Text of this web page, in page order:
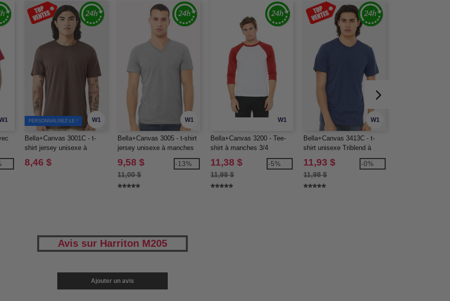
W1
PERSONNALISEZ-LE !
Bella+Canvas 3001C - t-
shirt jersey unisexe à
manches courtes
8,46 $
W1
Bella+Canvas 3005 - t-shirt
jersey unisexe à manches
courtes et encolure en V
9,58 $
11,00 $
-13%
W1
Bella+Canvas 3200 - Tee-
shirt à manches 3/4
11,38 $
11,98 $
-5%
W1
Bella+Canvas 3413C - t-
shirt unisexe Triblend à
manches courtes
11,93 $
11,98 $
-0%
Avis sur Harriton M205
Ajouter un avis